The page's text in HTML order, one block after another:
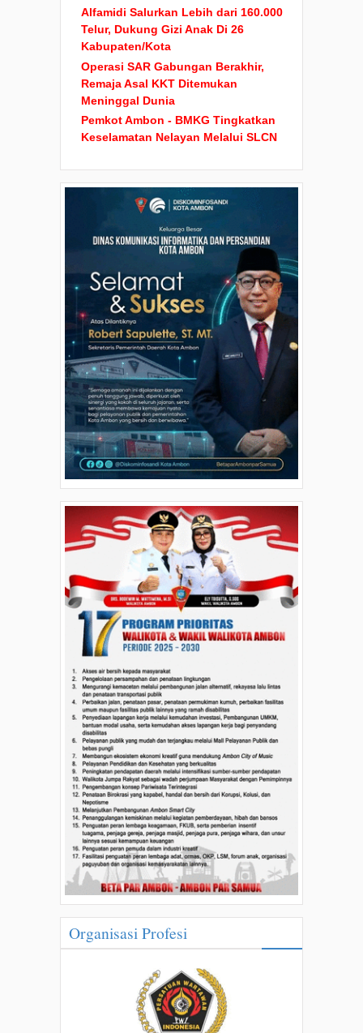
Alfamidi Salurkan Lebih dari 160.000
Telur, Dukung Gizi Anak Di 26
Kabupaten/Kota
Operasi SAR Gabungan Berakhir,
Remaja Asal KKT Ditemukan
Meninggal Dunia
Pemkot Ambon - BMKG Tingkatkan
Keselamatan Nelayan Melalui SLCN
Organisasi Profesi